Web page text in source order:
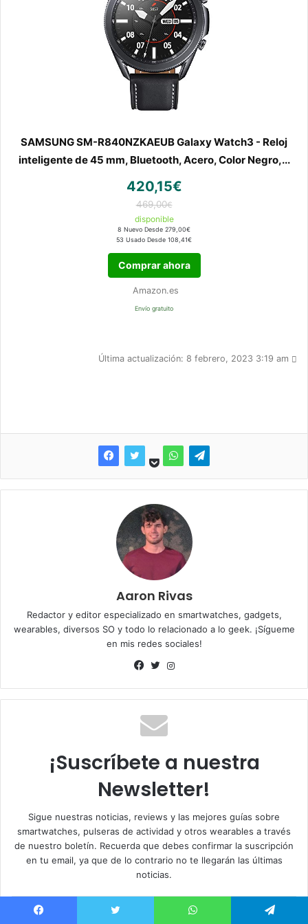
SAMSUNG SM-R840NZKAEUB Galaxy Watch3 - Reloj
inteligente de 45 mm, Bluetooth, Acero, Color Negro,...
420,15€
469,00€
disponible
8 Nuevo Desde 279,00€
53 Usado Desde 108,41€
Comprar ahora
Amazon.es
Envío gratuito
Última actualización: 8 febrero, 2023 3:19 am
Aaron Rivas
Redactor y editor especializado en smartwatches, gadgets,
wearables, diversos SO y todo lo relacionado a lo geek. ¡Sígueme
en mis redes sociales!
a
c
e
o
k
w
i
t
e
I
a
m
¡Suscríbete a nuestra
Newsletter!
Sigue nuestras noticias, reviews y las mejores guías sobre
smartwatches, pulseras de actividad y otros wearables a través
de nuestro boletín. Recuerda que debes confirmar la suscripción
en tu email, ya que de lo contrario no te llegarán las últimas
noticias.